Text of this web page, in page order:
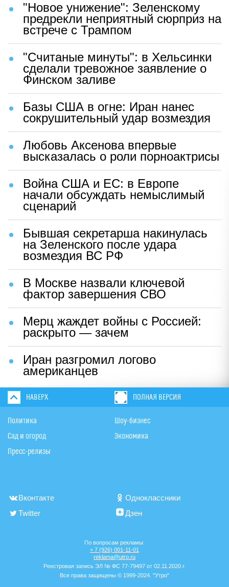
"Новое унижение": Зеленскому
предрекли неприятный сюрприз на
встрече с Трампом
"Считаные минуты": в Хельсинки
сделали тревожное заявление о
Финском заливе
Базы США в огне: Иран нанес
сокрушительный удар возмездия
Любовь Аксенова впервые
высказалась о роли порноактрисы
Война США и ЕС: в Европе
начали обсуждать немыслимый
сценарий
Бывшая секретарша накинулась
на Зеленского после удара
возмездия ВС РФ
В Москве назвали ключевой
фактор завершения СВО
Мерц жаждет войны с Россией:
раскрыто — зачем
Иран разгромил логово
американцев
НАВЕРХ ПОЛНАЯ ВЕРСИЯ
Политика
Сад и огород
Пресс-релизы
Шоу-бизнес
Экономика
Вконтакте
Одноклассники
Twitter
Дзен
По вопросам рекламы:
+ 7 (926) 001-11-01
reklama@utro.ru
Реестровая запись ЭЛ № ФС 77-79497 от 02.11.2020 г.
Все права защищены © 1999-2024. "Утро"